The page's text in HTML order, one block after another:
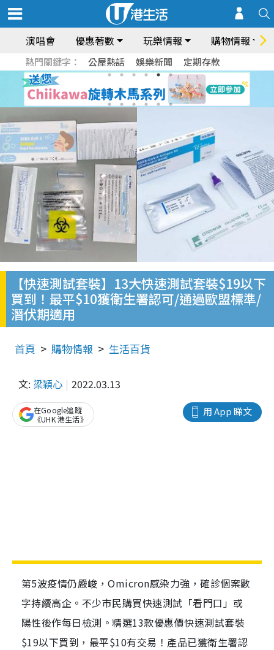
演唱會 優惠著數 玩樂情報 購物情報
熱門關鍵字： 公屋熱話 娛樂新聞 定期存款
【快速測試套裝】13大快速測試套裝$19以下
買到！最平$10獲衛生署認可/通過歐盟標準/
潛伏期適用
首頁 購物情報 生活百貨
文: 梁穎心 2022.03.13
用 App 睇文
在Google追蹤
《UHK 港生活》
第5波疫情仍嚴峻，Omicron感染力強，確診個案數
字持續高企。不少市民購買快速測試「看門口」或
陽性後作每日檢測。精選13款優惠價快速測試套裝
$19以下買到，最平$10有交易！產品已獲衛生署認